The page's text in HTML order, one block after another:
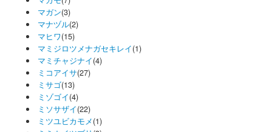
マガン(3)
マナヅル(2)
マヒワ(15)
マミジロツメナガセキレイ(1)
マミチャジナイ(4)
ミコアイサ(27)
ミサゴ(13)
ミゾゴイ(4)
ミソサザイ(22)
ミツユビカモメ(1)